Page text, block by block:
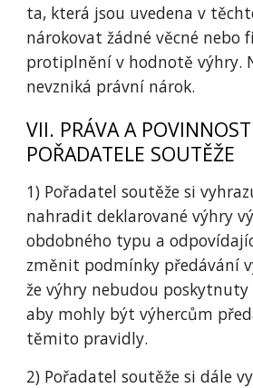
ta, která jsou uvedena v
nárokovat žádné věcné nebo
protiplnění v hodnotě výhry.
nevzniká právní nárok.
VII. PRÁVA A
POŘADATELE SOUTĚŽE
1) Pořadatel soutěže si
nahradit deklarované výhry
obdobného typu a
změnit podmínky předávání
že výhry nebudou
aby mohly být výhercům
těmito pravidly.
2) Pořadatel soutěže si dále